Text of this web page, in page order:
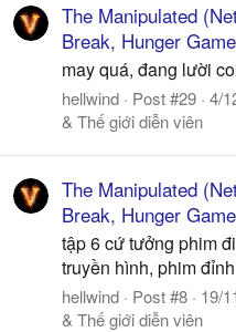
The Manipulated
Break, Hunger
may quá, đang lười
hellwind Post #29 4/
& Thế giới diễn viên
The Manipulated
Break, Hunger
tập 6 cứ tưởng phim
truyền hình, phim
hellwind Post #8 19/
& Thế giới diễn viên